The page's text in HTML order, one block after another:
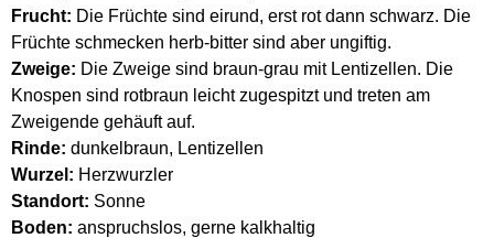
Frucht: Die Früchte sind eirund, erst rot dann schwarz. Die
Früchte schmecken herb-bitter sind aber ungiftig.
Zweige: Die Zweige sind braun-grau mit Lentizellen. Die
Knospen sind rotbraun leicht zugespitzt und treten am
Zweigende gehäuft auf.
Rinde: dunkelbraun, Lentizellen
Wurzel: Herzwurzler
Standort: Sonne
Boden: anspruchslos, gerne kalkhaltig